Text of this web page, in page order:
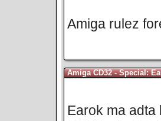
Amiga rulez
Amiga CD32 - Special:
Earok ma